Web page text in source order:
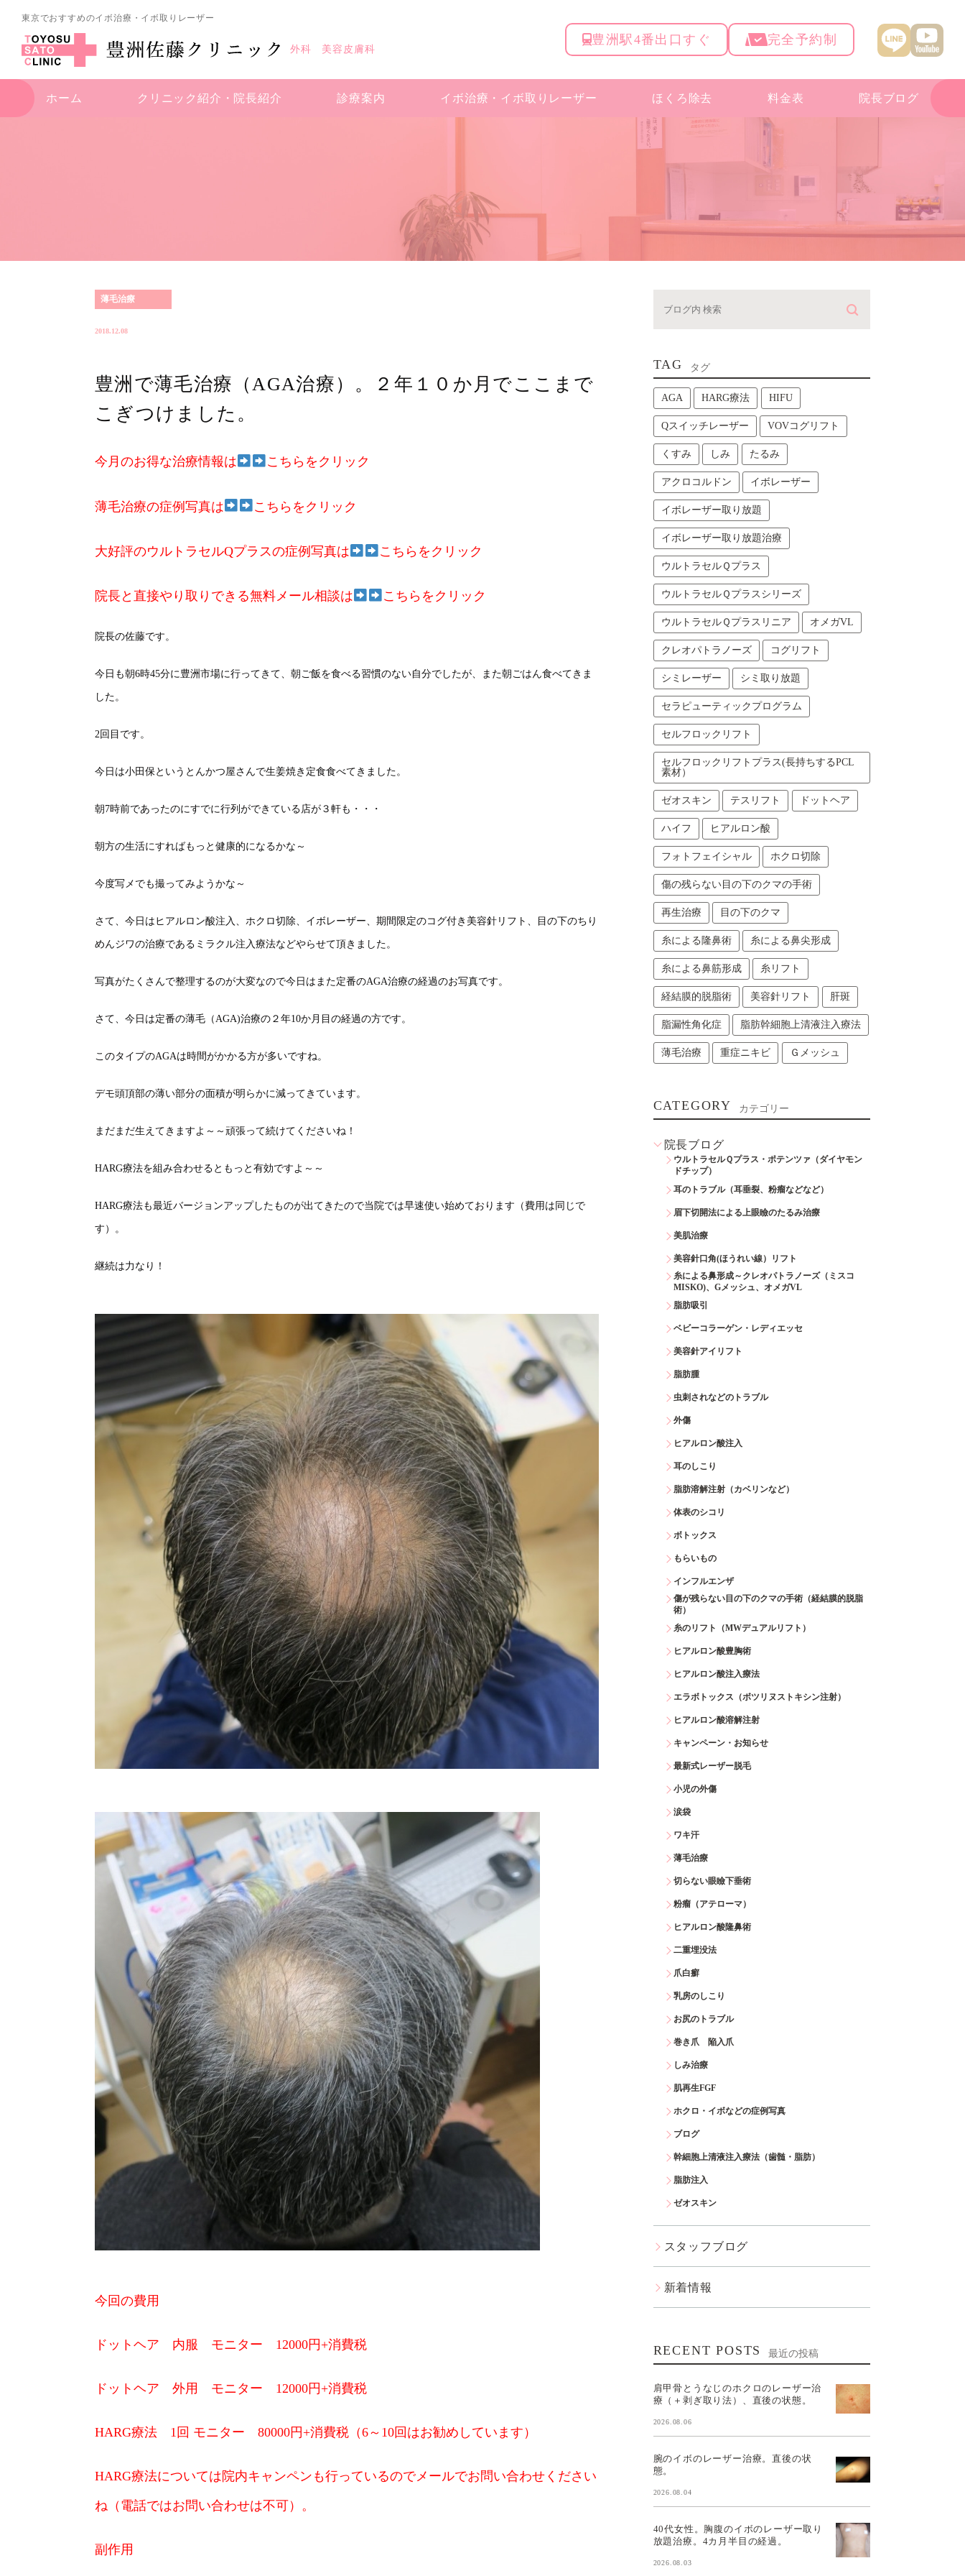
東京でおすすめのイボ治療・イボ取りレーザー
外科 美容皮膚科
豊洲駅4番出口すぐ 完全予約制
ホーム クリニック紹介・ 院長紹介 診療案内 イボ治療・ イボ取りレーザー ほくろ除去 料金表 院長ブログ
薄毛治療
2018.12.08
豊洲で薄毛治療（AGA治療）。２年１０か月でここまで
こぎつけました。
今月のお得な治療情報は こちらをクリック
薄毛治療の症例写真は こちらをクリック
大好評のウルトラセルQプラスの症例写真は こちらをクリック
院長と直接やり取りできる無料メール相談は こちらをクリック
院長の佐藤です。
今日も朝6時45分に豊洲市場に行ってきて、朝ご飯を食べる習慣のない自分でしたが、また朝ごはん食べてきま
した。
2回目です。
今日は小田保というとんかつ屋さんで生姜焼き定食食べてきました。
朝7時前であったのにすでに行列ができている店が３軒も・・・
朝方の生活にすればもっと健康的になるかな～
今度写メでも撮ってみようかな～
さて、今日はヒアルロン酸注入、ホクロ切除、イボレーザー、期間限定のコグ付き美容針リフト、目の下のちり
めんジワの治療であるミラクル注入療法などやらせて頂きました。
写真がたくさんで整理するのが大変なので今日はまた定番のAGA治療の経過のお写真です。
さて、今日は定番の薄毛（AGA)治療の２年10か月目の経過の方です。
このタイプのAGAは時間がかかる方が多いですね。
デモ頭頂部の薄い部分の面積が明らかに減ってきています。
まだまだ生えてきますよ～～頑張って続けてくださいね！
HARG療法を組み合わせるともっと有効ですよ～～
HARG療法も最近バージョンアップしたものが出てきたので当院では早速使い始めております（費用は同じで
す）。
継続は力なり！
今回の費用
ドットヘア 内服 モニター 12000円+消費税
ドットヘア 外用 モニター 12000円+消費税
HARG療法 1回 モニター 80000円+消費税（6～10回はお勧めしています）
HARG療法については院内キャンペンも行っているのでメールでお問い合わせください
ね（電話ではお問い合わせは不可）。
副作用
TAG タグ
AGA HARG療法 HIFU
Qスイッチレーザー VOVコグリフト
くすみ しみ たるみ
アクロコルドン イボレーザー
イボレーザー取り放題
イボレーザー取り放題治療
ウルトラセルＱプラス
ウルトラセルＱプラスシリーズ
ウルトラセルＱプラスリニア オメガVL
クレオパトラノーズ コグリフト
シミレーザー シミ取り放題
セラピューティックプログラム
セルフロックリフト
セルフロックリフトプラス(長持ちするPCL
素材）
ゼオスキン テスリフト ドットヘア
ハイフ ヒアルロン酸
フォトフェイシャル ホクロ切除
傷の残らない目の下のクマの手術
再生治療 目の下のクマ
糸による隆鼻術 糸による鼻尖形成
糸による鼻筋形成 糸リフト
経結膜的脱脂術 美容針リフト 肝斑
脂漏性角化症 脂肪幹細胞上清液注入療法
薄毛治療 重症ニキビ Ｇメッシュ
CATEGORY カテゴリー
院長ブログ
ウルトラセルＱプラス・ポテンツァ（ダイヤモン
ドチップ）
耳のトラブル（耳垂裂、粉瘤などなど）
眉下切開法による上眼瞼のたるみ治療
美肌治療
美容針口角(ほうれい線）リフト
糸による鼻形成～クレオパトラノーズ（ミスコ
MISKO)、Gメッシュ、オメガVL
脂肪吸引
ベビーコラーゲン・レディエッセ
美容針アイリフト
脂肪腫
虫刺されなどのトラブル
外傷
ヒアルロン酸注入
耳のしこり
脂肪溶解注射（カベリンなど）
体表のシコリ
ボトックス
もらいもの
インフルエンザ
傷が残らない目の下のクマの手術（経結膜的脱脂
術）
糸のリフト（MWデュアルリフト）
ヒアルロン酸豊胸術
ヒアルロン酸注入療法
エラボトックス（ボツリヌストキシン注射）
ヒアルロン酸溶解注射
キャンペーン・お知らせ
最新式レーザー脱毛
小児の外傷
涙袋
ワキ汗
薄毛治療
切らない眼瞼下垂術
粉瘤（アテローマ）
ヒアルロン酸隆鼻術
二重埋没法
爪白癬
乳房のしこり
お尻のトラブル
巻き爪 陥入爪
しみ治療
肌再生FGF
ホクロ・イボなどの症例写真
ブログ
幹細胞上清液注入療法（歯髄・脂肪）
脂肪注入
ゼオスキン
スタッフブログ
新着情報
RECENT POSTS 最近の投稿
肩甲骨とうなじのホクロのレーザー治
療（＋剥ぎ取り法）、直後の状態。
2026.08.06
腕のイボのレーザー治療。直後の状
態。
2026.08.04
40代女性。胸腹のイボのレーザー取り
放題治療。4カ月半目の経過。
2026.08.03